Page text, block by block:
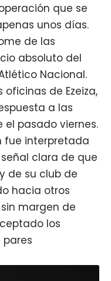
que se
unos días.
de las
absoluto del
Nacional.
de Ezeiza,
a las
pasado viernes.
fue interpretada
clara de que
y de su club de
hacia otros
margen de
los
pares